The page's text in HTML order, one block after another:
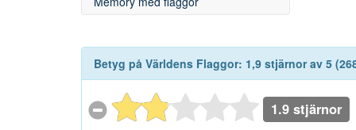
Betyg på Världens Flaggor: 1,9 stjärnor av 5 (
1.9 stjärnor